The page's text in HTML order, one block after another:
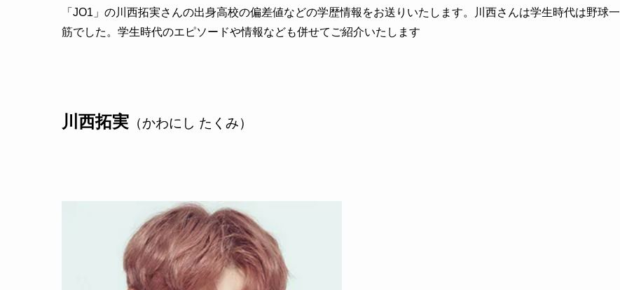
「JO1」の川西拓実さんの出身高校の偏差値などの学歴情報をお送りいたします。川西さんは学生時代は野球一
筋でした。学生時代のエピソードや情報なども併せてご紹介いたします
川西拓実 （かわにし たくみ）